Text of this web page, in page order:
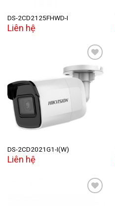
DS-2CD2125FHWD-I
Liên hệ
Add to
wishlist
DS-2CD2021G1-I(W)
Liên hệ